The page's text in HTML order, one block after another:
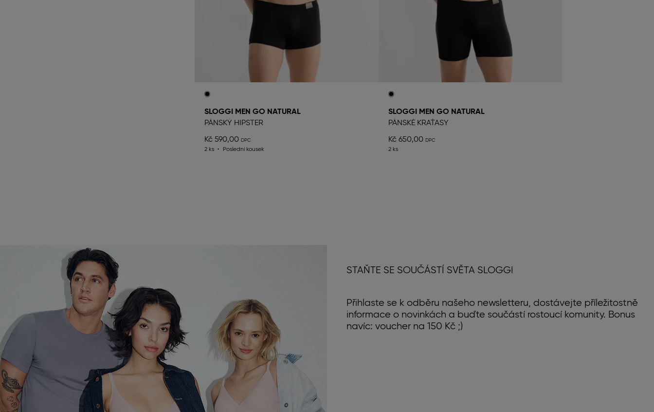
SLOGGI MEN GO NATURAL
PÁNSKÝ HIPSTER
Kč 590,00
2 ks Poslední kousek
SLOGGI MEN GO NATURAL
PÁNSKÉ KRAŤASY
Kč 650,00
2 ks
STAŇTE SE SOUČÁSTÍ SVĚTA SLOGGI
Přihlaste se k odběru našeho newsletteru, dostávejte příležitostně
informace o novinkách a buďte součástí rostoucí komunity. Bonus
navíc: voucher na 150 Kč ;)